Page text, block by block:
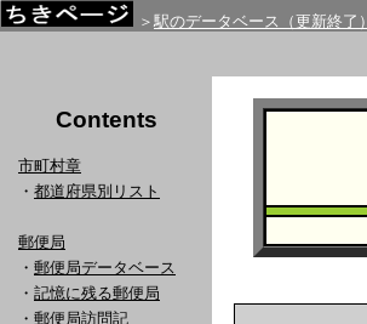
＞ 駅のデータベース（更新終了）
Contents
市町村章
・ 都道府県別リスト
郵便局
・ 郵便局データベース
・ 記憶に残る郵便局
・ 郵便局訪問記